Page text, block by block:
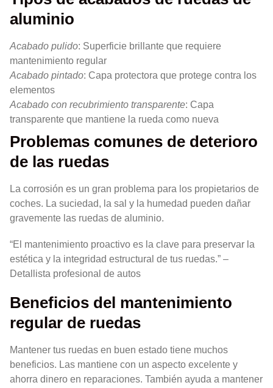
aluminio
Acabado pulido: Superficie brillante que requiere
mantenimiento regular
Acabado pintado: Capa protectora que protege contra los
elementos
Acabado con recubrimiento transparente: Capa
transparente que mantiene la rueda como nueva
Problemas comunes de deterioro
de las ruedas
La corrosión es un gran problema para los propietarios de
coches. La suciedad, la sal y la humedad pueden dañar
gravemente las ruedas de aluminio.
“El mantenimiento proactivo es la clave para preservar la
estética y la integridad estructural de tus ruedas.” –
Detallista profesional de autos
Beneficios del mantenimiento
regular de ruedas
Mantener tus ruedas en buen estado tiene muchos
beneficios. Las mantiene con un aspecto excelente y
ahorra dinero en reparaciones. También ayuda a mantener